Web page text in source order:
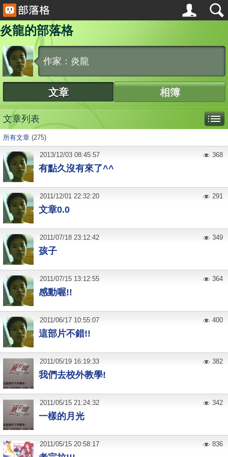
炎龍的部落格
作家：炎龍
文章 相簿
文章列表
所有文章 (275)
有點久沒有來了^^
2013/12/03 08:45:57 368
文章0.0
2011/12/01 22:32:20 291
孩子
2011/07/18 23:12:42 349
感動喔!!
2011/07/15 13:12:55 364
這部片不錯!!
2011/06/17 10:55:07 400
我們去校外教學!
2011/05/19 16:19:33 382
一樣的月光
2011/05/15 21:24:32 342
2011/05/15 20:58:17 836